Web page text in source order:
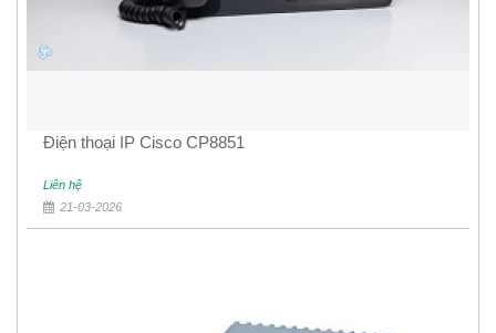
Điện thoại IP Cisco CP8851
Liên hệ
21-03-2026